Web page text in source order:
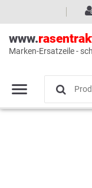
www.
Marken-Ersatzeile -